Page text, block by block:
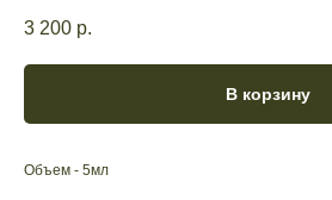
3 200 р.
В корзину
Объем - 5мл